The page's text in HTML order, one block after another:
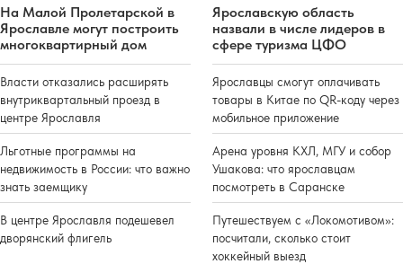
На Малой Пролетарской в
Ярославле могут построить
многоквартирный дом
Власти отказались расширять
внутриквартальный проезд в
центре Ярославля
Льготные программы на
недвижимость в России: что важно
знать заемщику
В центре Ярославля подешевел
дворянский флигель
Ярославскую область
назвали в числе лидеров в
сфере туризма ЦФО
Ярославцы смогут оплачивать
товары в Китае по QR-коду через
мобильное приложение
Арена уровня КХЛ, МГУ и собор
Ушакова: что ярославцам
посмотреть в Саранске
Путешествуем с «Локомотивом»:
посчитали, сколько стоит
хоккейный выезд